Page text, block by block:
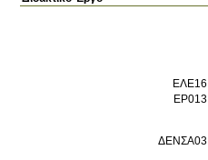
ΕΛΕ16
ΕΡ013
ΔΕΝΣΑ03